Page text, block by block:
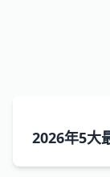
2026年5大